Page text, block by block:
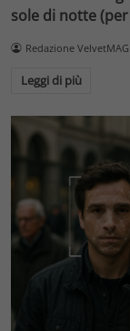
sole di notte
Redazione VelvetMAG
Leggi di più